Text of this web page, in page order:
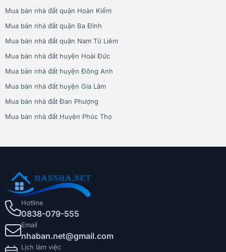
Mua bán nhà đất quận Hoàn Kiếm
Mua bán nhà đất quận Ba Đình
Mua bán nhà đất quận Nam Từ Liêm
Mua bán nhà đất huyện Hoài Đức
Mua bán nhà đất huyện Đông Anh
Mua bán nhà đất huyện Gia Lâm
Mua bán nhà đất Đan Phượng
Mua bán nhà đất Huyện Phúc Thọ
Hotline
0838-079-555
Email
nhaban.net@gmail.com
Lịch làm việc